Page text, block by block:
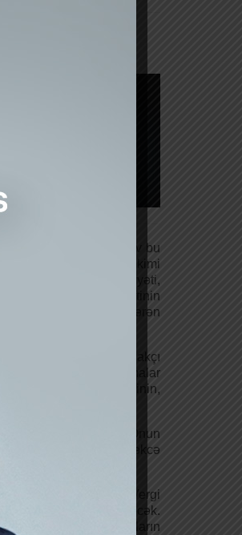
biri də
deyən Akif Musayev bu
iradənin göstəricisi kimi
yük, vergi mədəniyyəti,
xidmətin keyfiyyətinin
inkişafına təsir göstərən
manatı; istehlakçı
ki, burada hesablaşmalar
olan pul kütləsinin,
vurğulayıb. Onun
ilə bağlıdır: “Yəni təkcə
deyil.
cu ilin yanvarından Vergi
yaxşı nəticələr verəcək.
stimul yaradır. Bunların